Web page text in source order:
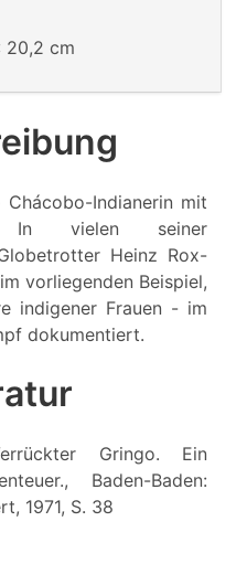
20,2 cm
Indianerin mit
In vielen seiner
Heinz Rox-
vorliegenden Beispiel,
indigener Frauen - im
dokumentiert.
Gringo. Ein
Baden-Baden:
1971, S. 38